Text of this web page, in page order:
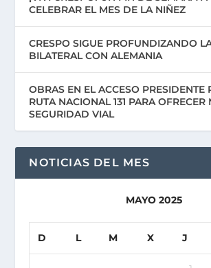
CELEBRAR EL MES DE LA NIÑEZ
CRESPO SIGUE PROFUNDIZANDO
BILATERAL CON ALEMANIA
OBRAS EN EL ACCESO PRESIDENTE
RUTA NACIONAL 131 PARA OFRECER
SEGURIDAD VIAL
NOTICIAS DEL MES
MAYO 2025
D L M X J